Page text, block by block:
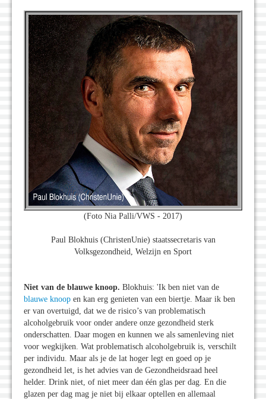
(Foto Nia Palli/VWS - 2017)
Paul Blokhuis (ChristenUnie) staatssecretaris van
Volksgezondheid, Welzijn en Sport
Niet van de blauwe knoop. Blokhuis: 'Ik ben niet van de
blauwe knoop en kan erg genieten van een biertje. Maar ik ben
er van overtuigd, dat we de risico’s van problematisch
alcoholgebruik voor onder andere onze gezondheid sterk
onderschatten. Daar mogen en kunnen we als samenleving niet
voor wegkijken. Wat problematisch alcoholgebruik is, verschilt
per individu. Maar als je de lat hoger legt en goed op je
gezondheid let, is het advies van de Gezondheidsraad heel
helder. Drink niet, of niet meer dan één glas per dag. En die
glazen per dag mag je niet bij elkaar optellen en allemaal